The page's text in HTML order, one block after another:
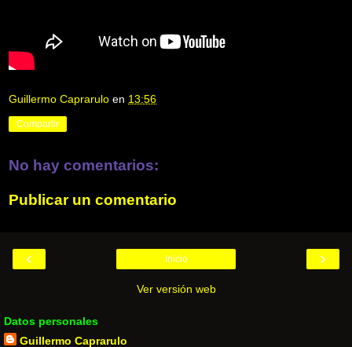
Guillermo Caprarulo en 13:56
Compartir
No hay comentarios:
Publicar un comentario
‹ ›
Inicio
Ver versión web
Datos personales
Guillermo Caprarulo